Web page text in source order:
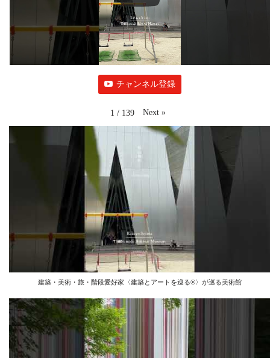
チャンネル登録
1 / 139 Next »
建築・美術・旅・階段愛好家〈建築とアートを巡る®︎〉が巡る美術館